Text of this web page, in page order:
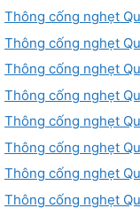
Thông cống nghẹt
Thông cống nghẹt
Thông cống nghẹt
Thông cống nghẹt
Thông cống nghẹt
Thông cống nghẹt
Thông cống nghẹt
Thông cống nghẹt